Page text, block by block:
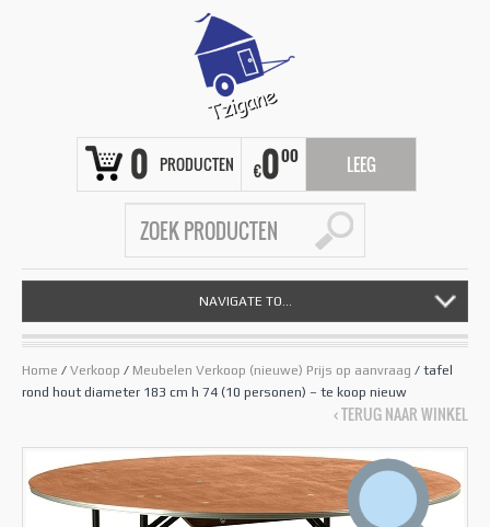
0 PRODUCTEN €000 LEEG
NAVIGATE TO...
Home / Verkoop / Meubelen Verkoop (nieuwe) Prijs op aanvraag / tafel
rond hout diameter 183 cm h 74 (10 personen) – te koop nieuw
‹ TERUG NAAR WINKEL